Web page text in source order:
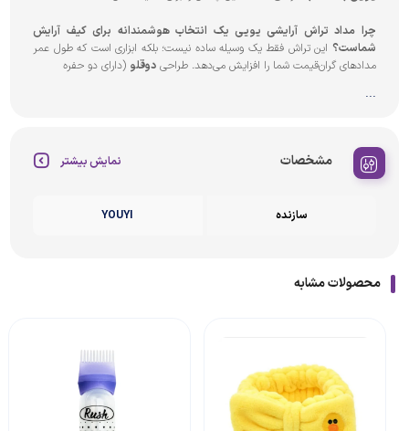
چرا مداد تراش آرایشی یویی یک انتخاب هوشمندانه برای کیف آرایش
شماست؟ این تراش فقط یک وسیله ساده نیست؛ بلکه ابزاری است که طول عمر
مدادهای گران‌قیمت شما را افزایش می‌دهد. طراحیدوقلو (دارای دو حفره
...
مشخصات نمایش بیشتر
سازنده YOUYI
محصولات مشابه